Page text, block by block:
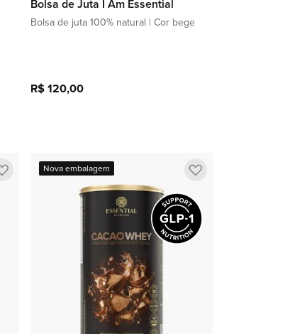
Bolsa de Juta I Am Essential
Bolsa de juta 100% natural | Cor bege
R$ 120,00
Adicionar
Adicionar
lista
de
Nova embalagem